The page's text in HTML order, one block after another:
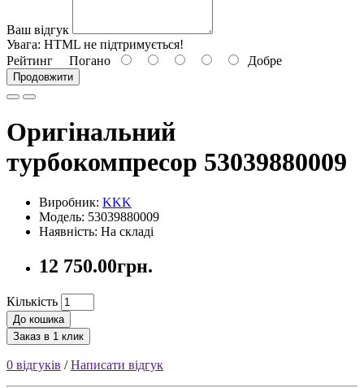
Ваш відгук
Увага: HTML не підтримується!
Рейтинг Погано Добре
Продовжити
Оригінальний
турбокомпресор 53039880009
Виробник: KKK
Модель: 53039880009
Наявність: На складі
12 750.00грн.
Кількість
До кошика
Заказ в 1 клик
0 відгуків /Написати відгук